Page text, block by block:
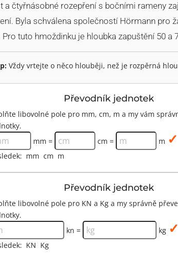
a čtyřnásobné rozepření s bočními rameny
Byla schválena společností Hörmann pro
Pro tuto hmoždinku je hloubka zapuštění 50 a
Vždy vrtejte o něco hlouběji, než je rozpěrná
Převodník jednotek
libovolné pole pro mm, cm, m a my vám
mm =
cm =
m
mm cm m
Převodník jednotek
libovolné pole pro KN a Kg a my správně
kn =
kg
KN Kg